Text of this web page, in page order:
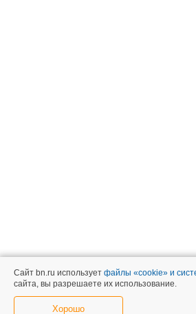
Сайт bn.ru использует файлы «cookie» и
сайта, вы разрешаете их использование.
Хорошо